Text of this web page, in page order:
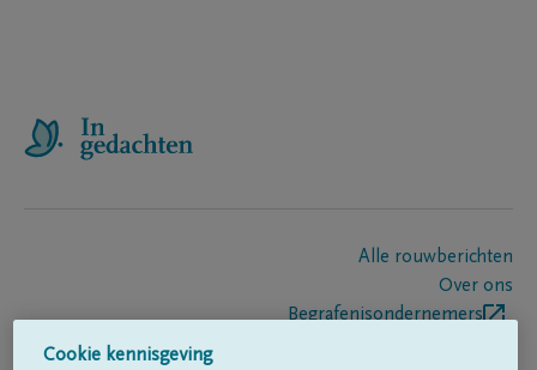
Alle rouwberichten
Over ons
Begrafenisondernemers
Cookie kennisgeving